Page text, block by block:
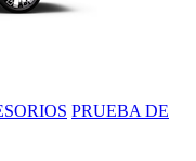
PRUEBA DE